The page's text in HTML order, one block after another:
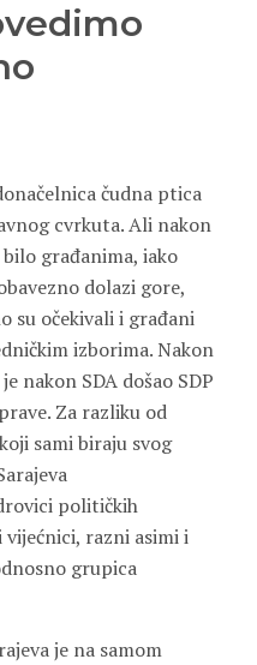
čudna ptica
cvrkuta. Ali nakon
građanima, iako
dolazi gore,
su očekivali i građani
izborima. Nakon
nakon SDA došao SDP
Za razliku od
sami biraju svog
političkih
razni asimi i
grupica
je na samom